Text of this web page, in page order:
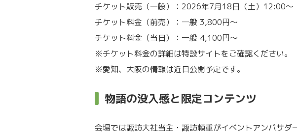
チケット販売（一般）：2026年7月18日（土）12:00〜
チケット料金（前売）：一般 3,800円〜
チケット料金（当日）：一般 4,100円〜
※チケット料金の詳細は特設サイトをご確認ください。
※愛知、大阪の情報は近日公開予定です。
物語の没入感と限定コンテンツ
会場では諏訪大社当主・諏訪頼重がイベントアンバサダ